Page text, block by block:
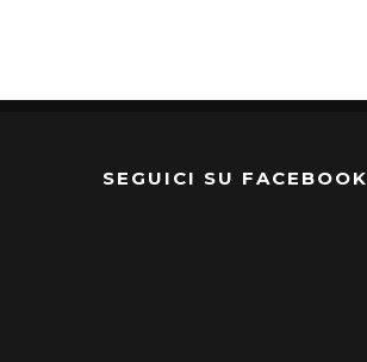
SEGUICI SU FACEBOOK